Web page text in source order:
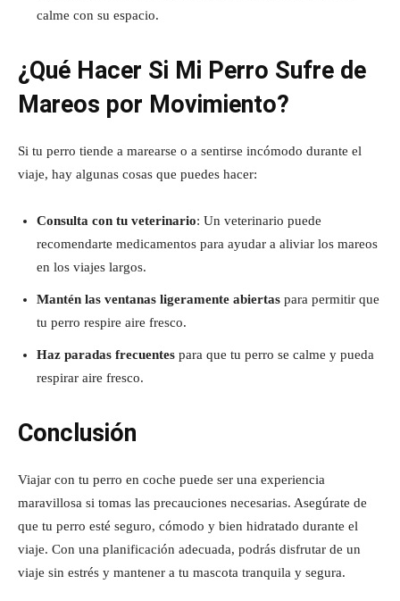
calme con su espacio.
¿Qué Hacer Si Mi Perro Sufre de
Mareos por Movimiento?
Si tu perro tiende a marearse o a sentirse incómodo durante el
viaje, hay algunas cosas que puedes hacer:
Consulta con tu veterinario: Un veterinario puede
recomendarte medicamentos para ayudar a aliviar los mareos
en los viajes largos.
Mantén las ventanas ligeramente abiertas para permitir que
tu perro respire aire fresco.
Haz paradas frecuentes para que tu perro se calme y pueda
respirar aire fresco.
Conclusión
Viajar con tu perro en coche puede ser una experiencia
maravillosa si tomas las precauciones necesarias. Asegúrate de
que tu perro esté seguro, cómodo y bien hidratado durante el
viaje. Con una planificación adecuada, podrás disfrutar de un
viaje sin estrés y mantener a tu mascota tranquila y segura.